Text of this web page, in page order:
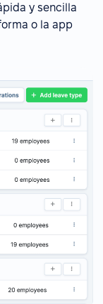
y sencilla
o la app